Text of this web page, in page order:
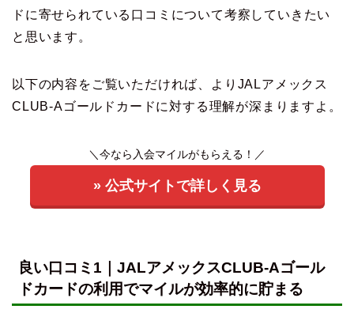
ドに寄せられている口コミについて考察していきたい
と思います。
以下の内容をご覧いただければ、よりJALアメックス
CLUB-Aゴールドカードに対する理解が深まりますよ。
＼今なら入会マイルがもらえる！／
» 公式サイトで詳しく見る
良い口コミ1｜JALアメックスCLUB-Aゴール
ドカードの利用でマイルが効率的に貯まる